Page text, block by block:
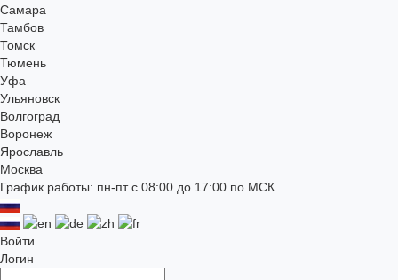
Самара
Тамбов
Томск
Тюмень
Уфа
Ульяновск
Волгоград
Воронеж
Ярославль
Москва
График работы: пн-пт с 08:00 до 17:00 по МСК
Войти
Логин